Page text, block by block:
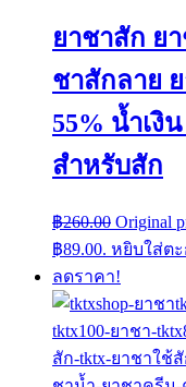
ยาชาสัก ย
ชาสักลาย
55% น้ำเงิ
สำหรับสัก
฿260.00 Original
฿89.00. หยิบใส่ตะ
ลดราคา!